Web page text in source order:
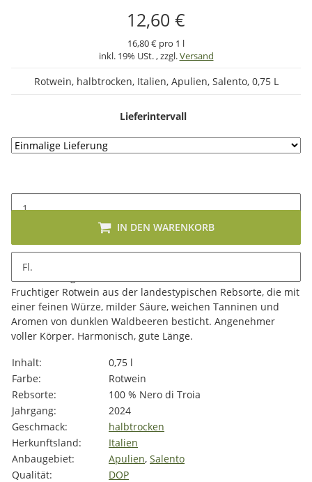
12,60 €
16,80 € pro 1 l
inkl. 19% USt. , zzgl.Versand
Rotwein, halbtrocken, Italien, Apulien, Salento, 0,75 L
Lieferintervall
Fl.
IN DEN WARENKORB
Beschreibung
Fruchtiger Rotwein aus der landestypischen Rebsorte, die mit
einer feinen Würze, milder Säure, weichen Tanninen und
Aromen von dunklen Waldbeeren besticht. Angenehmer
voller Körper. Harmonisch, gute Länge.
Produkteigenschaft
Wert
Inhalt:
0,75 l
Farbe:
Rotwein
Rebsorte:
100 % Nero di Troia
Jahrgang:
2024
Geschmack:
halbtrocken
Herkunftsland:
Italien
Anbaugebiet:
Apulien, Salento
Qualität:
DOP